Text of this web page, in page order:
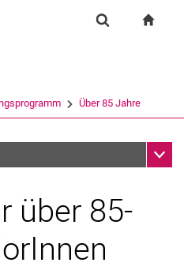
Springe direkt zu: Inhalt
Springe direkt zu: Suche
Springe direkt zu:
(öffnet externen Link in einem
Über 85 Jahre
über 85-